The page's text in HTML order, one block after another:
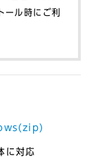
ール時にご利
対応